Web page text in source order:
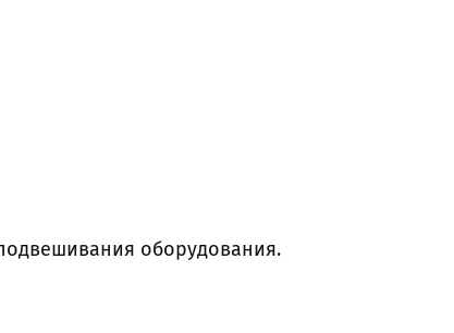
оборудования.